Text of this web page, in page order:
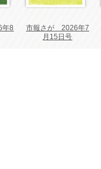
8
市報さが 2026年7
月15日号